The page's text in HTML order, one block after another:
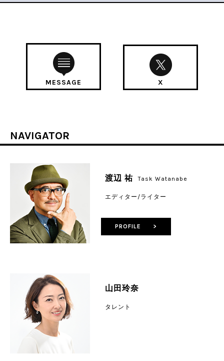
MESSAGE X
NAVIGATOR
渡辺 祐 Task Watanabe
エディター/ライター
山田玲奈
タレント
PROFILE >